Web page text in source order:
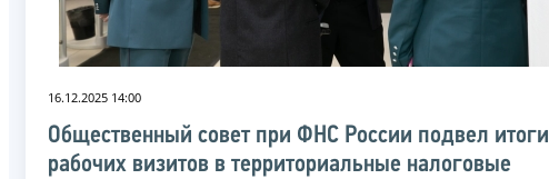
16.12.2025 14:00
Общественный совет при ФНС России подвел итоги
рабочих визитов в территориальные налоговые